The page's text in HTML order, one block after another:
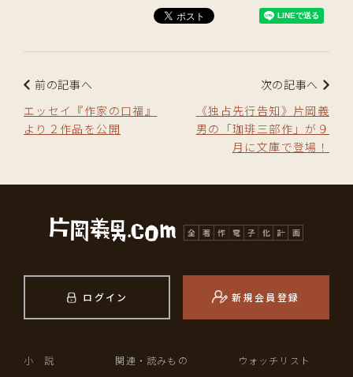
前の記事へ
エッセイ『作家の口福』
より２作品を公開
次の記事へ
《独占先行告知》片岡義
男の「珈琲三部作」が９
月に文庫で登場！
ログイン 新規会員登録
小 説 関連・読みもの ウォッチリスト